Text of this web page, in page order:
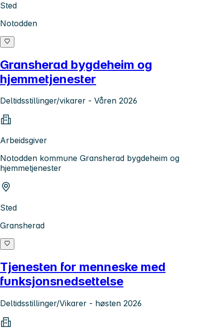
Sted
Notodden
Gransherad bygdeheim og
hjemmetjenester
Deltidsstillinger/vikarer - Våren 2026
Arbeidsgiver
Notodden kommune Gransherad bygdeheim og
hjemmetjenester
Sted
Gransherad
Tjenesten for menneske med
funksjonsnedsettelse
Deltidsstillinger/Vikarer - høsten 2026